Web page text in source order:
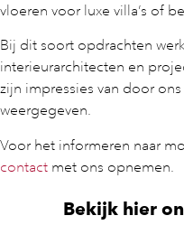
vloeren voor luxe villa’s of
Bij dit soort opdrachten
interieurarchitecten en
zijn impressies van door
weergegeven.
Voor het informeren naar
contact met ons opnemen.
Bekijk hier